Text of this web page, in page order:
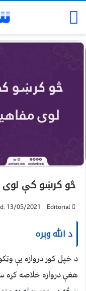
څو کرښو کې لوی
Editorial
13/05/2021
د الله وېره
د خپل کور دروازه یې
هغې دروازه خلاصه کړه